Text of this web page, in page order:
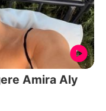
Amira Aly